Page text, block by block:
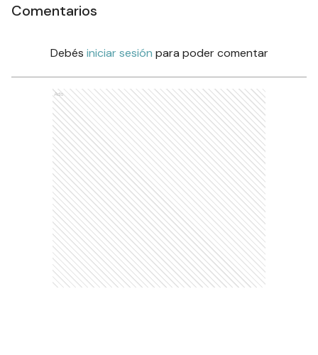
Comentarios
Debés iniciar sesión para poder comentar
Ads